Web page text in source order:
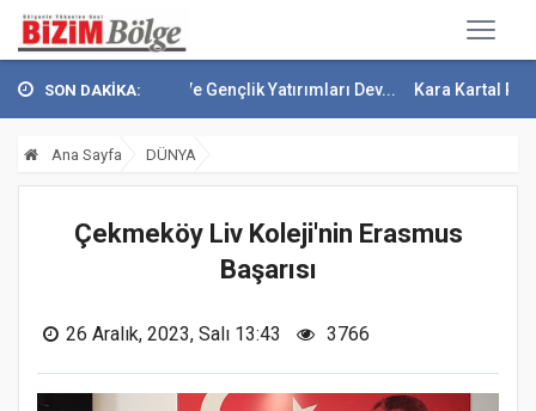
SON DAKİKA:
Sağlık Ve Gençlik Yatırımları Dev... Kara Kartal Pençesini Attı
Ana Sayfa DÜNYA
Çekmeköy Liv Koleji'nin Erasmus
Başarısı
26 Aralık, 2023, Salı 13:43 3766